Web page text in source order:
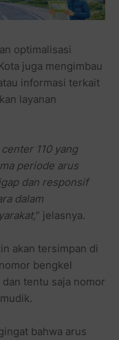
optimalisasi
juga mengimbau
informasi terkait
layanan
110 yang
periode arus
dan responsif
dalam
” jelasnya.
akan tersimpan di
bengkel
tentu saja nomor
bahwa arus